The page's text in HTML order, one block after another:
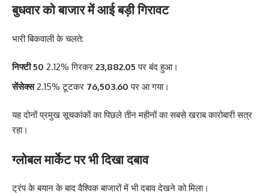
बुधवार को बाजार में आई बड़ी गिरावट
भारी बिकवाली के चलते:
निफ्टी 50 2.12% गिरकर 23,882.05 पर बंद हुआ।
सेंसेक्स2.15% टूटकर 76,503.60 पर आ गया।
यह दोनों प्रमुख सूचकांकों का पिछले तीन महीनों का सबसे खराब कारोबारी सत्र
रहा।
ग्लोबल मार्केट पर भी दिखा दबाव
ट्रंप के बयान के बाद वैश्विक बाजारों में भी दबाव देखने को मिला।